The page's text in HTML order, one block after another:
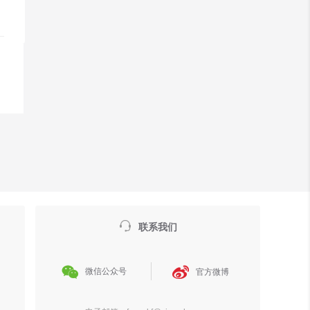
 联系我们
 微信公众号  官方微博